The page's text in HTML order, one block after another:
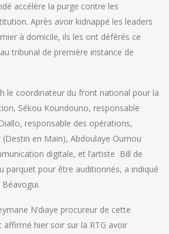
accélère la purge contre les
Après avoir kidnappé les leaders
à domicile, ils les ont déférés ce
tribunal de première instance de
le coordinateur du front national pour la
Sékou Koundouno, responsable
responsable des opérations,
en Main), Abdoulaye Oumou
digitale, et l’artiste Bill de
parquet pour être auditionnés, a indiqué
N’diaye procureur de cette
affirmé hier soir sur la RTG avoir